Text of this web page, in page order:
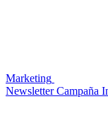
Marketing
Newsletter Campaña